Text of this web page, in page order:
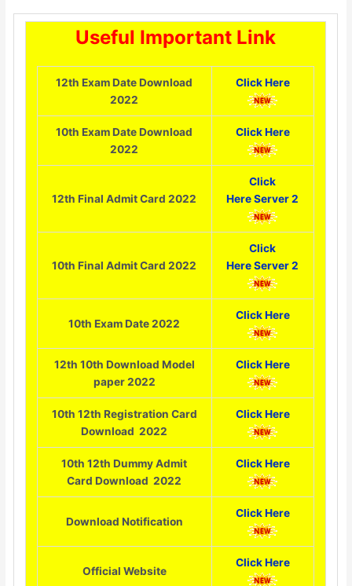
Useful Important Link
12th Exam Date Download
2022
Click Here
10th Exam Date Download
2022
Click Here
12th Final Admit Card 2022
Click
HereServer 2
10th Final Admit Card 2022
Click
Here Server 2
10th Exam Date 2022
Click Here
12th 10th Download Model
paper 2022
Click Here
10th 12th Registration Card
Download 2022
Click Here
10th 12th Dummy Admit
Card Download 2022
Click Here
Download Notification
Click Here
Official Website
Click Here